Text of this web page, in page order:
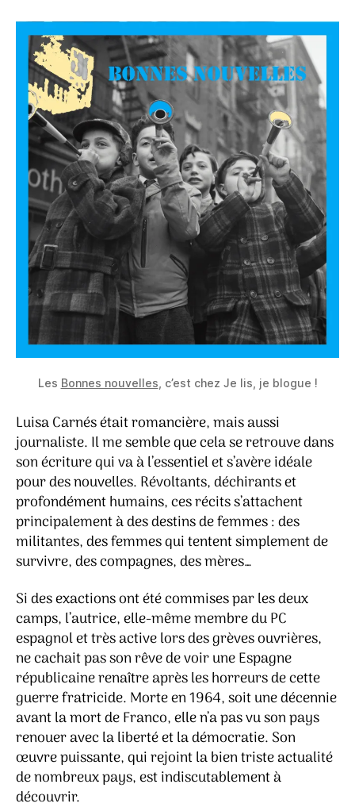
Les Bonnes nouvelles , c’est chez Je lis, je blogue !
Luisa Carnés était romancière, mais aussi
journaliste. Il me semble que cela se retrouve dans
son écriture qui va à l’essentiel et s’avère idéale
pour des nouvelles. Révoltants, déchirants et
profondément humains, ces récits s’attachent
principalement à des destins de femmes : des
militantes, des femmes qui tentent simplement de
survivre, des compagnes, des mères…
Si des exactions ont été commises par les deux
camps, l’autrice, elle-même membre du PC
espagnol et très active lors des grèves ouvrières,
ne cachait pas son rêve de voir une Espagne
républicaine renaître après les horreurs de cette
guerre fratricide. Morte en 1964, soit une décennie
avant la mort de Franco, elle n’a pas vu son pays
renouer avec la liberté et la démocratie. Son
œuvre puissante, qui rejoint la bien triste actualité
de nombreux pays, est indiscutablement à
découvrir.